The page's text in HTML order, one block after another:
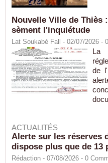
Nouvelle Ville de
sèment l'inquiétude
Lat Soukabé Fall - 02/07/2026 - 0
La
de
ACTUALITÉS
Alerte sur les réserves
dispose plus que de 13
Rédaction - 07/08/2026 - 0